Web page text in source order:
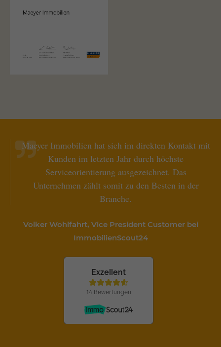
Maeyer Immobilien hat sich im direkten Kontakt mit
Kunden im letzten Jahr durch höchste
Serviceorientierung ausgezeichnet. Das
Unternehmen zählt somit zu den Besten in der
Branche.
Volker Wohlfahrt, Vice President Customer bei
ImmobilienScout24